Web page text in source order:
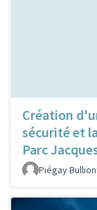
Création
sécurité et
Parc
Piégay Bullion